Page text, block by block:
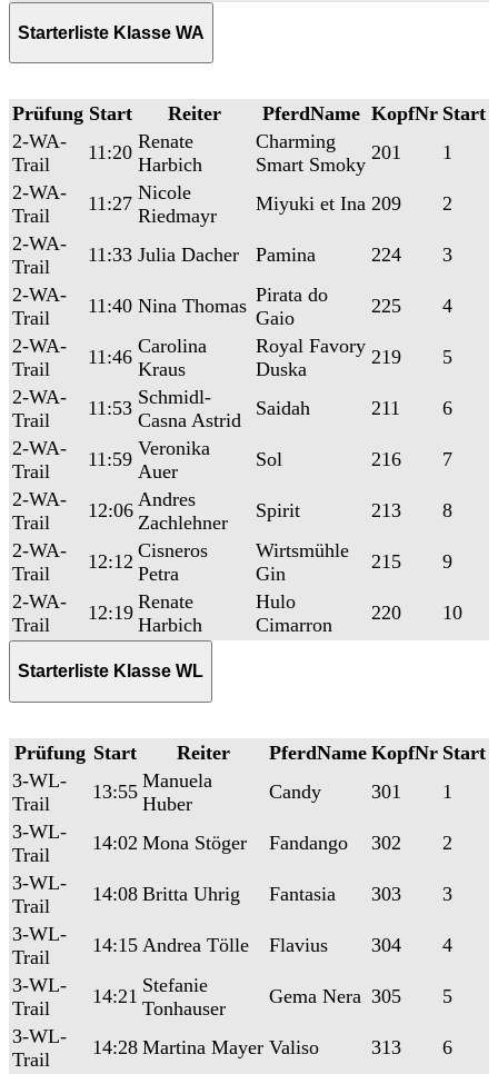
Starterliste Klasse WA
Prüfung Start Reiter PferdName KopfNr Start
2-WA-
Trail
11:20 Renate
Harbich
Charming
Smart Smoky
201
1
2-WA-
Trail
11:27 Nicole
Riedmayr
Miyuki et Ina 209
2
2-WA-
Trail
11:33 Julia Dacher Pamina 224
3
2-WA-
Trail
11:40 Nina Thomas Pirata do
Gaio
225
4
2-WA-
Trail
11:46 Carolina
Kraus
Royal Favory
Duska
219
5
2-WA-
Trail
11:53 Schmidl-
Casna Astrid
Saidah 211
6
2-WA-
Trail
11:59 Veronika
Auer
Sol 216
7
2-WA-
Trail
12:06 Andres
Zachlehner
Spirit 213
8
2-WA-
Trail
12:12 Cisneros
Petra
Wirtsmühle
Gin
215
9
2-WA-
Trail
12:19 Renate
Harbich
Hulo
Cimarron
220 10
Starterliste Klasse WL
Prüfung Start Reiter PferdName KopfNr Start
3-WL-
Trail
13:55 Manuela
Huber
Candy 301
1
3-WL-
Trail
14:02 Mona Stöger Fandango 302
2
3-WL-
Trail
14:08 Britta Uhrig Fantasia 303
3
3-WL-
Trail
14:15 Andrea Tölle Flavius 304
4
3-WL-
Trail
14:21 Stefanie
Tonhauser
Gema Nera 305
5
3-WL-
Trail
14:28 Martina Mayer Valiso 313
6